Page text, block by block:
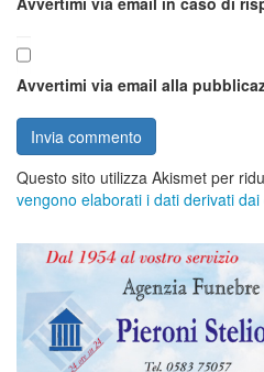
Avvertimi via email alla
Questo sito utilizza Akismet per
vengono elaborati i dati derivati